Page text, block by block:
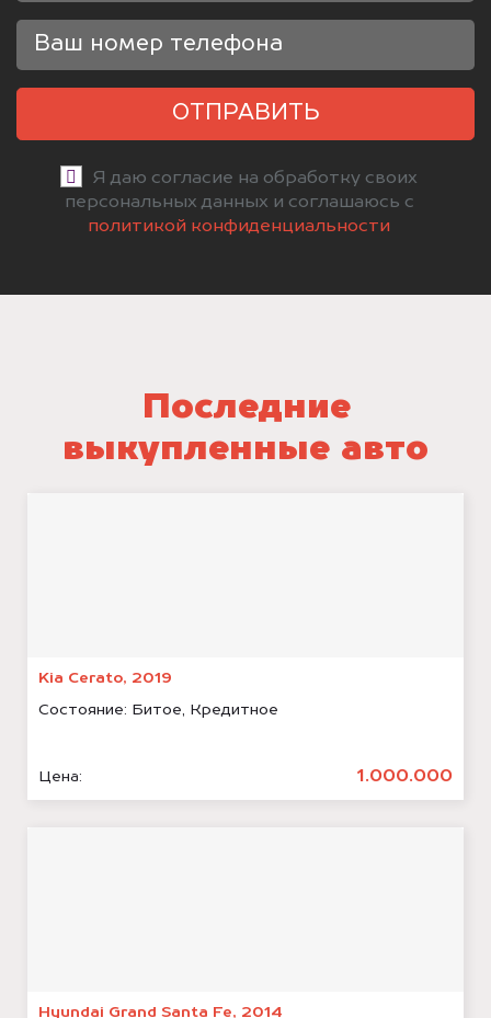
ОТПРАВИТЬ
Я даю согласие на обработку своих
персональных данных и соглашаюсь с
политикой конфиденциальности
Последние
выкупленные авто
Kia Cerato, 2019
Состояние: Битое, Кредитное
Цена: 1.000.000
Hyundai Grand Santa Fe, 2014